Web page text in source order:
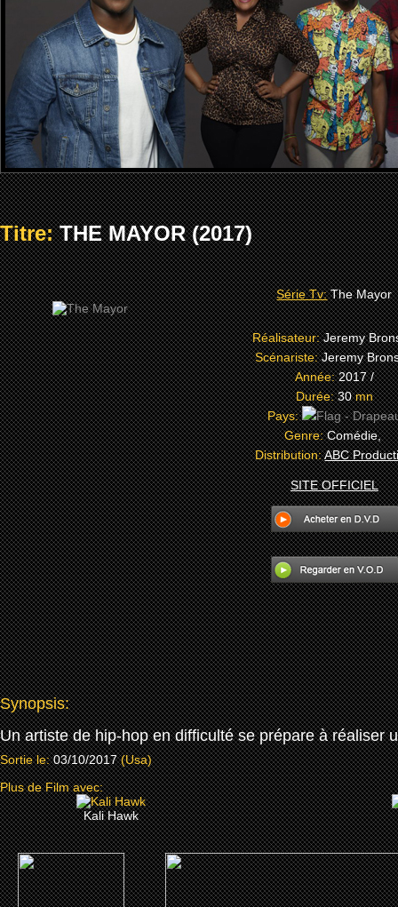
Titre:THE MAYOR (2017)
Série Tv: The Mayor
Réalisateur:Jeremy
Scénariste:Jeremy
Année:2017 /
Durée:30mn
Pays:
Genre:Comédie,
Distribution:ABC
SITE OFFICIEL
Synopsis:
Un artiste de hip-hop en difficulté se prépare à réaliser
Sortie le: 03/10/2017 (Usa)
Plus de Film avec:
Kali Hawk